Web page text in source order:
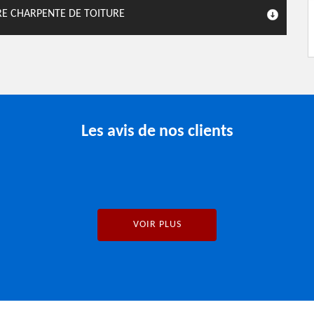
CHARPENTE DE TOITURE
Les avis de nos clients
VOIR PLUS